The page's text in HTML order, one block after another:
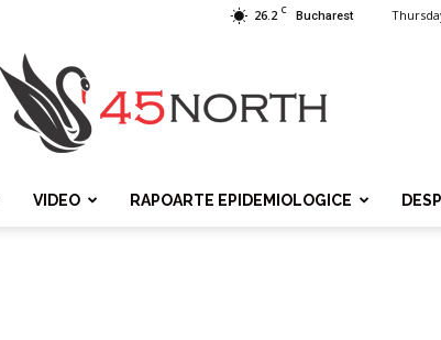
26.2 C Bucharest
VIDEO RAPOARTE EPIDEMIOLOGICE